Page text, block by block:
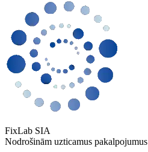
FixLab SIA
Nodrošinām uzticamus pakalpojumus